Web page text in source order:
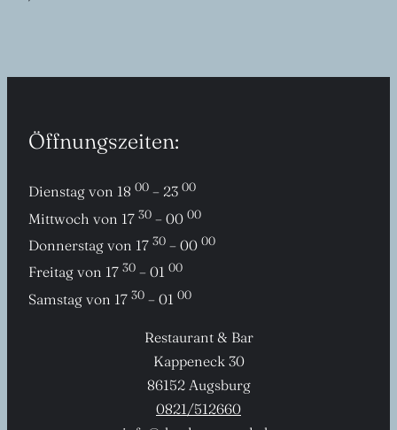
Öffnungszeiten:
Dienstag von 18 00 – 23 00
Mittwoch von 17 30 – 00 00
Donnerstag von 17 30 – 00 00
Freitag von 17 30 – 01 00
Samstag von 17 30 – 01 00
Restaurant & Bar
Kappeneck 30
86152 Augsburg
0821/512660